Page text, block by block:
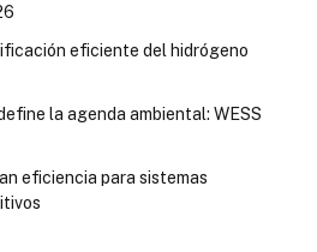
eficiente del hidrógeno
la agenda ambiental: WESS
eficiencia para sistemas